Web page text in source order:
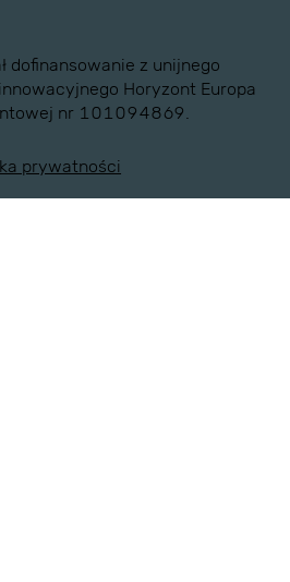
dofinansowanie z unijnego
Horyzont Europa
nr 101094869.
prywatności